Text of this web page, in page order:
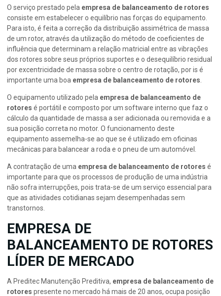
O serviço prestado pela empresa de balanceamento de rotores
consiste em estabelecer o equilíbrio nas forças do equipamento.
Para isto, é feita a correção da distribuição assimétrica de massa
de um rotor, através da utilização do método de coeficientes de
influência que determinam a relação matricial entre as vibrações
dos rotores sobre seus próprios suportes e o desequilíbrio residual
por excentricidade de massa sobre o centro de rotação, por is é
importante uma boa empresa de balanceamento de rotores
O equipamento utilizado pela empresa de balanceamento de
rotores é portátil e composto por um software interno que faz o
cálculo da quantidade de massa a ser adicionada ou removida e a
sua posição correta no motor. O funcionamento deste
equipamento assemelha-se ao que se é utilizado em oficinas
mecânicas para balancear a roda e o pneu de um automóvel.
A contratação de uma empresa de balanceamento de rotores é
importante para que os processos de produção de uma indústria
não sofra interrupções, pois trata-se de um serviço essencial para
que as atividades cotidianas sejam desempenhadas sem
transtornos.
EMPRESA DE
BALANCEAMENTO DE ROTORES
LÍDER DE MERCADO
A Preditec Manutenção Preditiva, empresa de balanceamento de
rotores presente no mercado há mais de 20 anos, ocupa posição